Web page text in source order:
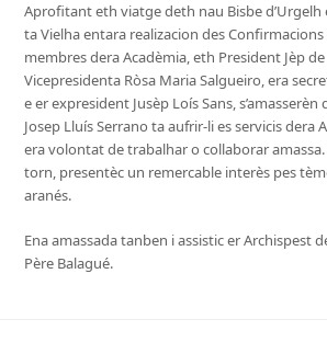
Aprofitant eth viatge deth nau Bisbe d’Urgelh
ta Vielha entara realizacion des Confirmacions
membres dera Acadèmia, eth President Jèp
Vicepresidenta Ròsa Maria Salgueiro, era
e er expresident Jusèp Loís Sans,
Josep Lluís Serrano ta aufrir-li es servicis dera
era volontat de trabalhar o collaborar
torn, presentèc un remercable interès pes
aranés.
Ena amassada tanben i assistic er Archispest
Père Balagué.